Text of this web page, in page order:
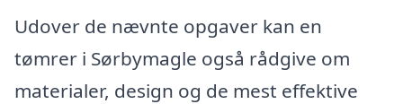
Udover de nævnte opgaver kan en
tømrer i Sørbymagle også rådgive om
materialer, design og de mest effektive